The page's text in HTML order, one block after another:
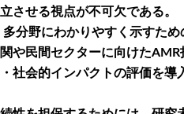
させる視点が不可欠である。
分野にわかりやすく示すた
や民間セクターに向けた
社会的インパクトの評価を